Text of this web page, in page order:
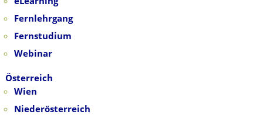
Fernlehrgang
Fernstudium
Webinar
Österreich
Wien
Niederösterreich